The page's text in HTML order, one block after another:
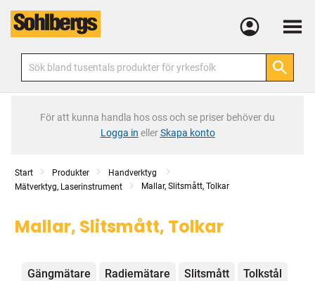
Meny
För att kunna handla hos oss och se priser behöver du
Logga in ellerSkapa konto
Start Produkter
Handverktyg
Mätverktyg, Laserinstrument
Mallar, Slitsmått, Tolkar
Mallar, Slitsmått, Tolkar
Kategorier
Gängmätare Radiemätare Slitsmått Tolkstål